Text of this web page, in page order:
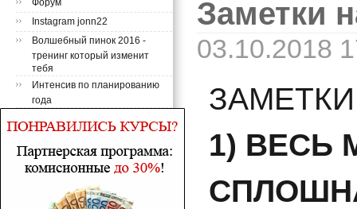
Форум
Instagram jonn22
Волшебный пинок 2016 -
тренинг который изменит
тебя
Интенсив по планированию
года
Заметки
03.10.2018
1) ВЕСЬ